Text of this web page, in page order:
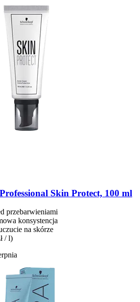
Skin Protect, 100 ml
przebarwieniami
konsystencja
na skórze
/ l)